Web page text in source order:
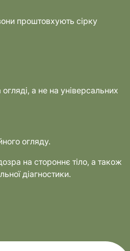
проштовхують сірку
а не на універсальних
огляду.
на стороннє тіло, а також
діагностики.